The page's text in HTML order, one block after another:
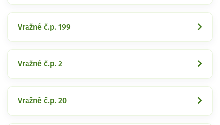
Vražné č.p. 199
Vražné č.p. 2
Vražné č.p. 20